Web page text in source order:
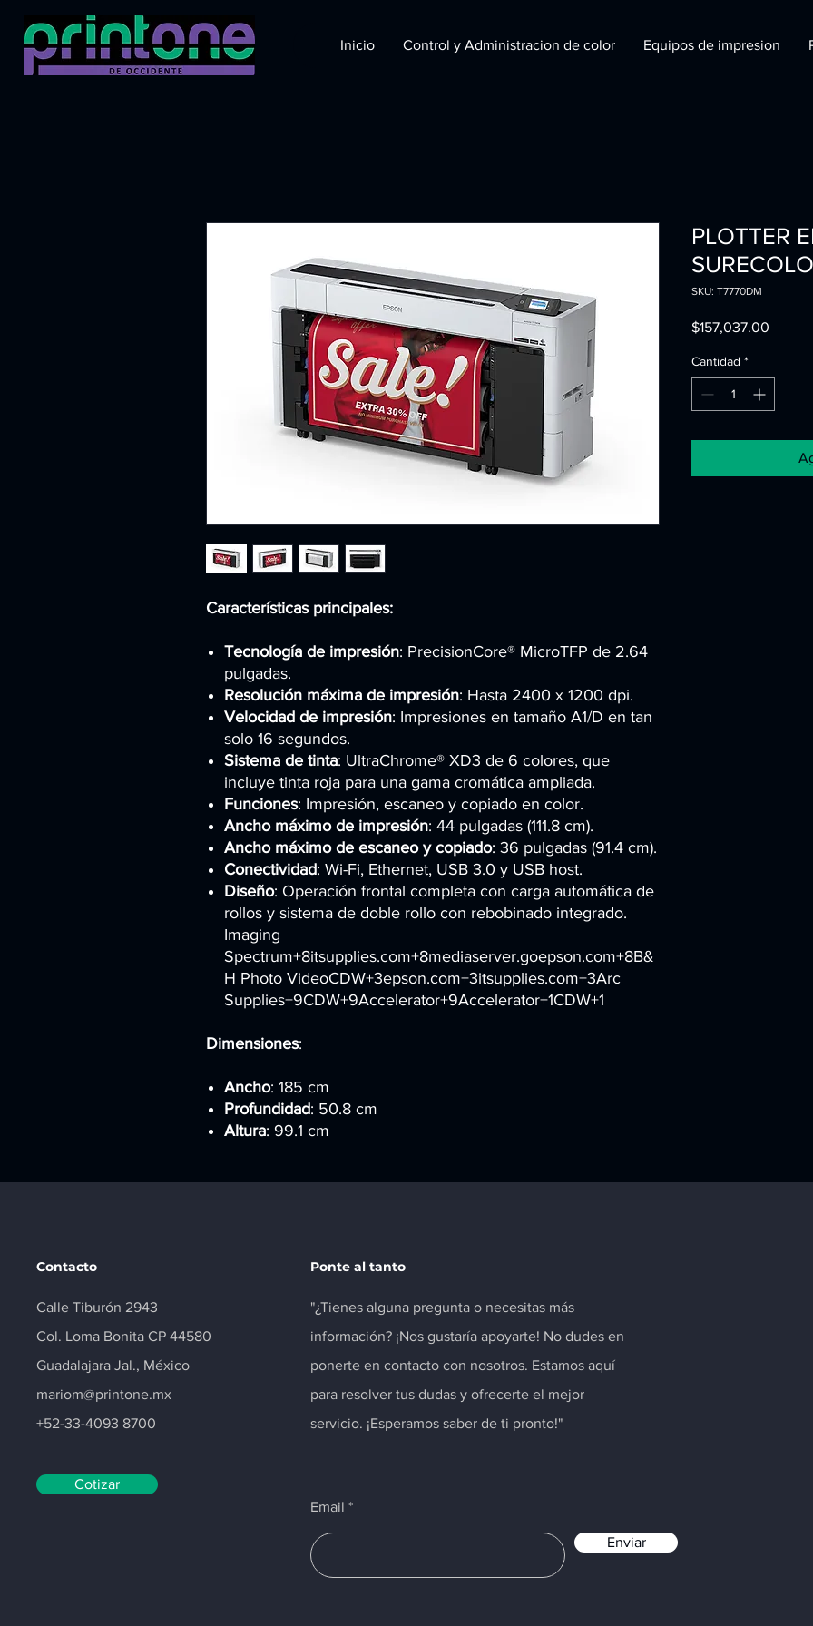
Inicio Control y Administracion de color Equipos de impresion
Características principales:
Tecnología de impresión: PrecisionCore® MicroTFP de 2.64
pulgadas.
Resolución máxima de impresión: Hasta 2400 x 1200 dpi.
Velocidad de impresión: Impresiones en tamaño A1/D en tan
solo 16 segundos.
Sistema de tinta: UltraChrome® XD3 de 6 colores, que
incluye tinta roja para una gama cromática ampliada.
Funciones: Impresión, escaneo y copiado en color.
Ancho máximo de impresión: 44 pulgadas (111.8 cm).
Ancho máximo de escaneo y copiado: 36 pulgadas (91.4 cm).
Conectividad: Wi-Fi, Ethernet, USB 3.0 y USB host.
Diseño: Operación frontal completa con carga automática de
rollos y sistema de doble rollo con rebobinado integrado.​
Imaging
Spectrum+8itsupplies.com+8mediaserver.goepson.com+8B&
H Photo VideoCDW+3epson.com+3itsupplies.com+3Arc
Supplies+9CDW+9Accelerator+9Accelerator+1CDW+1
Dimensiones:
Ancho: 185 cm
Profundidad: 50.8 cm
Altura: 99.1 cm
PLOTTER
SKU: T7770DM
$157,037.00
Cantidad *
Contacto
Calle Tiburón 2943
Col. Loma Bonita CP 44580
Guadalajara Jal., México
mariom@printone.mx
+52-33-4093 8700
Cotizar
Ponte al tanto
"¿Tienes alguna pregunta o necesitas más
información? ¡Nos gustaría apoyarte! No dudes en
ponerte en contacto con nosotros. Estamos aquí
para resolver tus dudas y ofrecerte el mejor
servicio. ¡Esperamos saber de ti pronto!"
Email
Enviar